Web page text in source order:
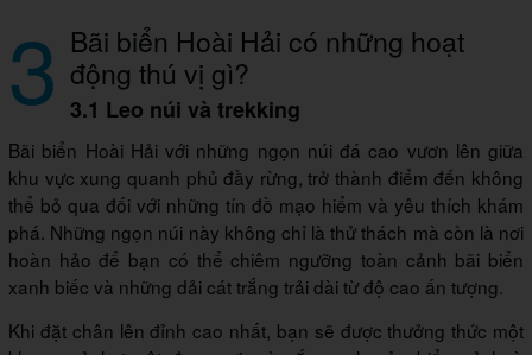
3 Bãi biển Hoài Hải có những hoạt
động thú vị gì?
3.1 Leo núi và trekking
Bãi biển Hoài Hải với những ngọn núi đá cao vươn lên giữa
khu vực xung quanh phủ đầy rừng, trở thành điểm đến không
thể bỏ qua đối với những tín đồ mạo hiểm và yêu thích khám
phá. Những ngọn núi này không chỉ là thử thách mà còn là nơi
hoàn hảo để bạn có thể chiêm ngưỡng toàn cảnh bãi biển
xanh biếc và những dải cát trắng trải dài từ độ cao ấn tượng.
Khi đặt chân lên đỉnh cao nhất, bạn sẽ được thưởng thức một